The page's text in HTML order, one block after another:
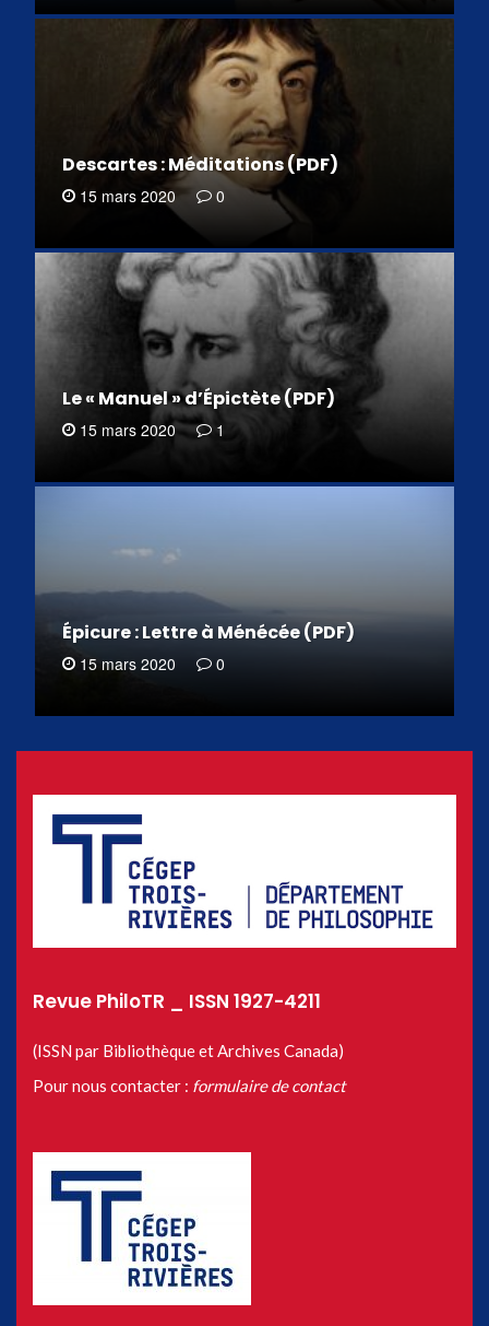
Descartes : Méditations (PDF)
15 mars 2020 0
Le « Manuel » d’Épictète (PDF)
15 mars 2020 1
Épicure : Lettre à Ménécée (PDF)
15 mars 2020 0
Revue PhiloTR _ ISSN 1927-4211
(ISSN par Bibliothèque et Archives Canada)
Pour nous contacter : formulaire de contact